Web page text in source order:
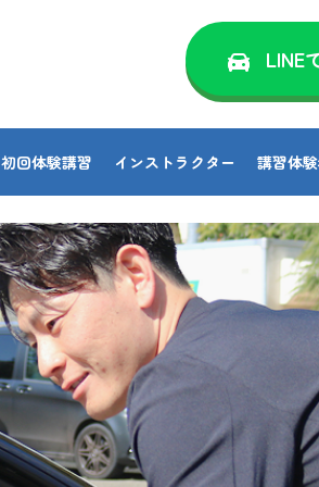
LINE
初回体験講習 インストラクター 講習体